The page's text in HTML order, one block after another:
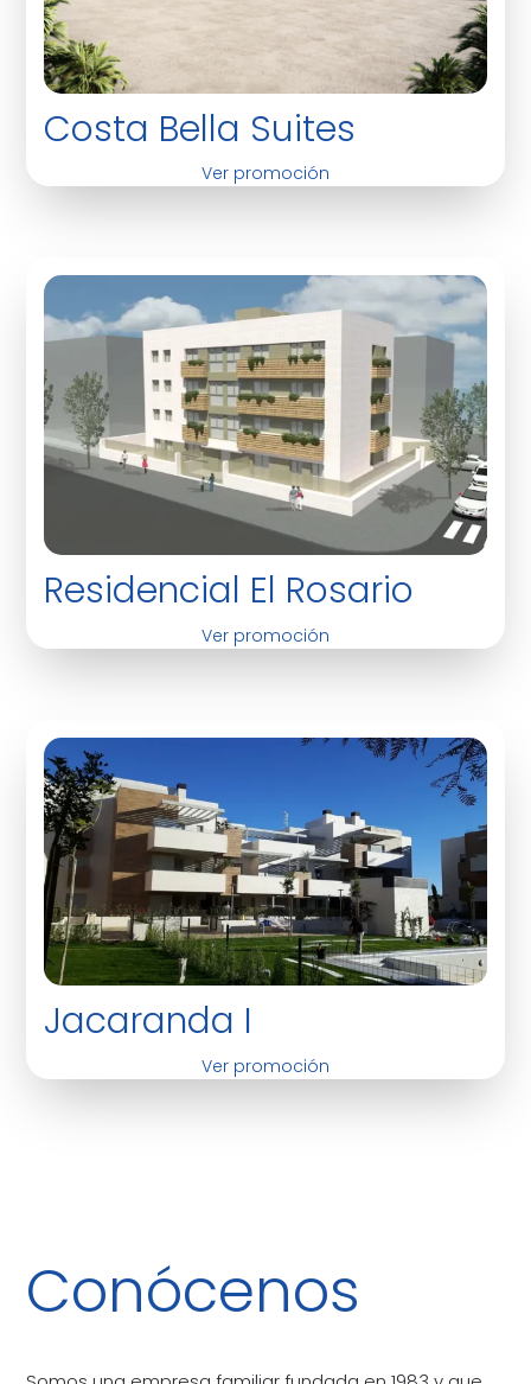
Costa Bella Suites
Ver promoción
Residencial El Rosario
Ver promoción
Jacaranda I
Ver promoción
Conócenos